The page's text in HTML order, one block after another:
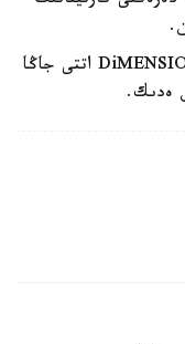
ەسكە سالايىق، بۇعان دەيىن ديماش DiMENSIONS اتتى جاڭا
ەدىك.